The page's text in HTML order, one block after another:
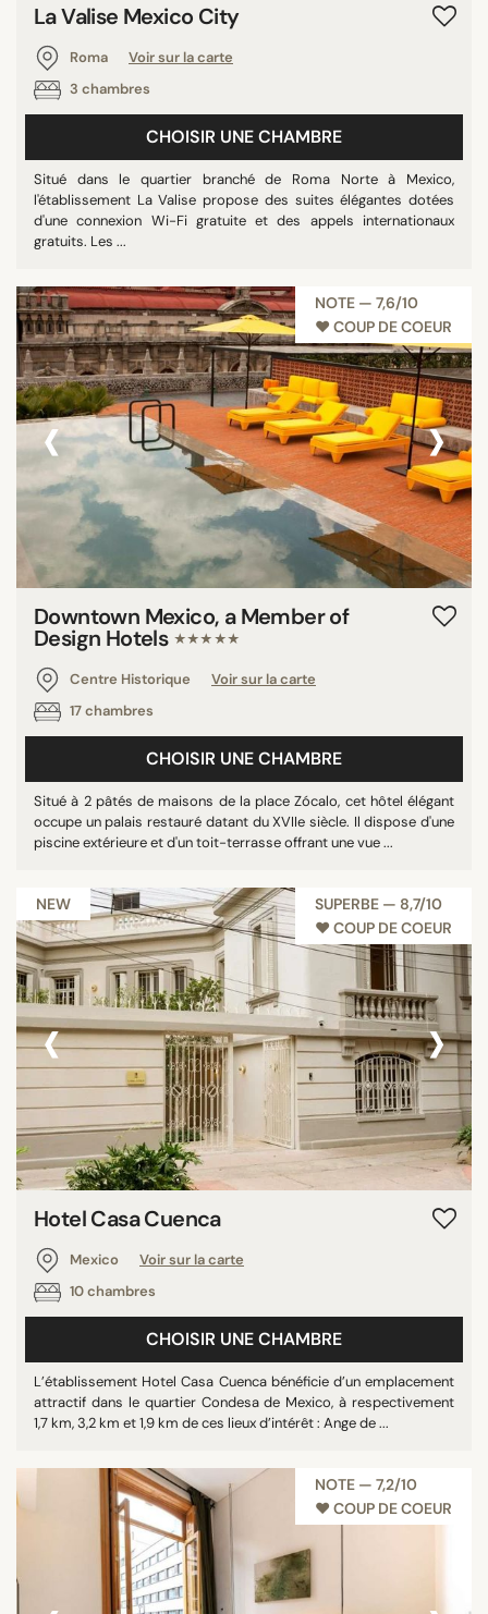
La Valise Mexico City
Roma
Voir sur la carte
3 chambres
CHOISIR UNE CHAMBRE
Situé dans le quartier branché de Roma Norte à Mexico,
l'établissement La Valise propose des suites élégantes dotées
d'une connexion Wi-Fi gratuite et des appels internationaux
gratuits. Les ...
NOTE — 7,6/10
♥︎ COUP DE COEUR
‹ ›
Downtown Mexico, a Member of
Design Hotels ★★★★★
Centre Historique
Voir sur la carte
17 chambres
CHOISIR UNE CHAMBRE
Situé à 2 pâtés de maisons de la place Zócalo, cet hôtel élégant
occupe un palais restauré datant du XVIIe siècle. Il dispose d'une
piscine extérieure et d'un toit-terrasse offrant une vue ...
NEW
SUPERBE — 8,7/10
♥︎ COUP DE COEUR
‹ ›
Hotel Casa Cuenca
Mexico
Voir sur la carte
10 chambres
CHOISIR UNE CHAMBRE
L’établissement Hotel Casa Cuenca bénéficie d’un emplacement
attractif dans le quartier Condesa de Mexico, à respectivement
1,7 km, 3,2 km et 1,9 km de ces lieux d’intérêt : Ange de ...
NOTE — 7,2/10
♥︎ COUP DE COEUR